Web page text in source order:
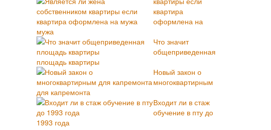
квартира
оформлена на
мужа
Что значит
общеприведенная
площадь квартиры
Новый закон о
многоквартирным
для капремонта
Входит ли в стаж
обучение в пту до
1993 года